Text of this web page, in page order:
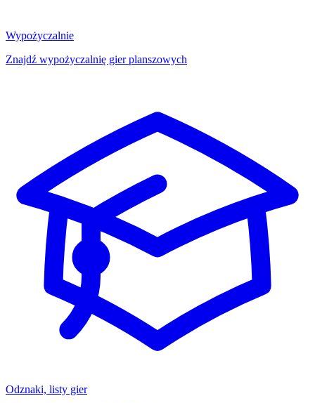
Wypożyczalnie
Znajdź wypożyczalnię gier planszowych
Odznaki, listy gier